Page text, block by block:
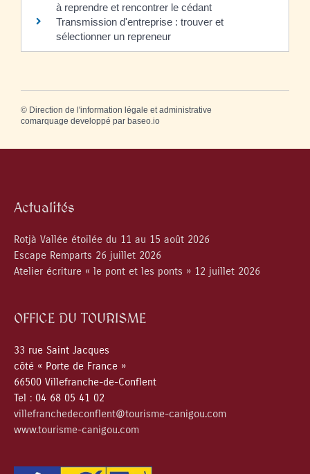
à reprendre et rencontrer le cédant
Transmission d'entreprise : trouver et
sélectionner un repreneur
© Direction de l'information légale et administrative
comarquage developpé par baseo.io
Actualités
Rotjà Vallée étoilée du 11 au 15 août 2026
Escape Remparts 26 juillet 2026
Atelier écriture « le pont et les ponts » 12 juillet 2026
OFFICE DU TOURISME
33 rue Saint Jacques
côté « Porte de France »
66500 Villefranche-de-Conflent
Tel : 04 68 05 41 02
villefranchedeconflent@tourisme-canigou.com
www.tourisme-canigou.com